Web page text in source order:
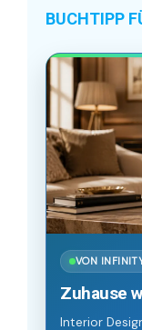
BUCHTIPP
VON
Zuhause
Interior